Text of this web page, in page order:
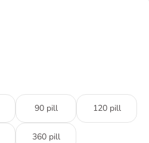
90 pill 120 pill
360 pill